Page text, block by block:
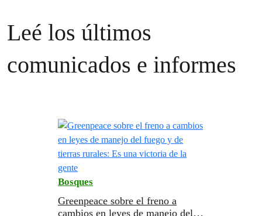
Leé los últimos
comunicados e informes
Bosques
Greenpeace sobre el freno a
cambios en leyes de manejo del